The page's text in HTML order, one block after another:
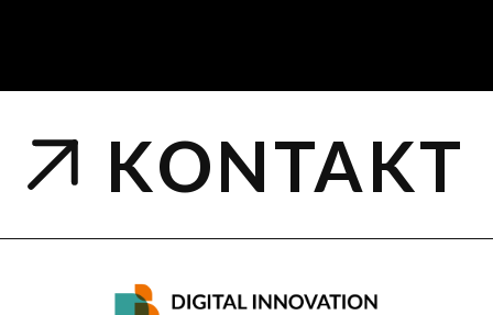
KONTAKT